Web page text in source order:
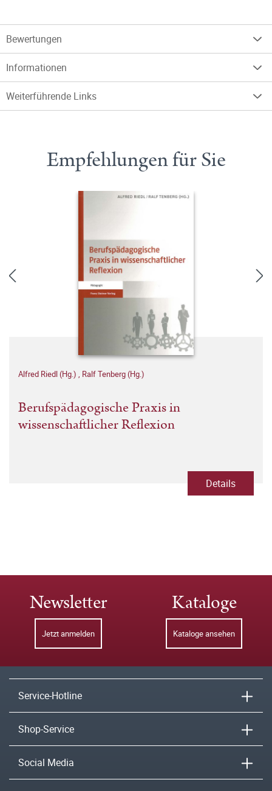
Bewertungen
Informationen
Weiterführende Links
Empfehlungen für Sie
Alfred Riedl (Hg.) , Ralf Tenberg (Hg.)
Berufspädagogische Praxis in
wissenschaftlicher Reflexion
Details
Newsletter
Jetzt anmelden
Kataloge
Kataloge ansehen
Service-Hotline
Shop-Service
Social Media